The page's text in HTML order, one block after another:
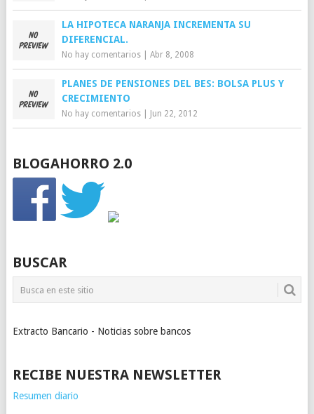
LA HIPOTECA NARANJA INCREMENTA SU
DIFERENCIAL.
No hay comentarios| Abr 8, 2008
PLANES DE PENSIONES DEL BES: BOLSA PLUS Y
CRECIMIENTO
No hay comentarios| Jun 22, 2012
BLOGAHORRO 2.0
BUSCAR
Extracto Bancario - Noticias sobre bancos
RECIBE NUESTRA NEWSLETTER
Resumen diario